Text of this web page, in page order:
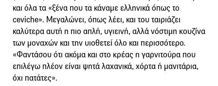
και όλα τα «ξένα που τα κάναμε ελληνικά όπως το
ceviche». Μεγαλώνει, όπως λέει, και του ταιριάζει
καλύτερα αυτή η πιο απλή, υγιεινή, αλλά νόστιμη κουζίνα
των μοναχών και την υιοθετεί όλο και περισσότερο.
«Φαντάσου ότι ακόμα και στο κρέας η γαρνιτούρα που
επιλέγω πλέον είναι ψητά λαχανικά, χόρτα ή μανιτάρια,
όχι πατάτες».